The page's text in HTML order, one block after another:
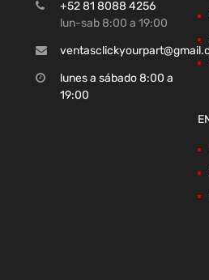
+52 81 8088 4256
lun-sab 8:00 a 19:00
lunes a sábado 8:00 a
19:00